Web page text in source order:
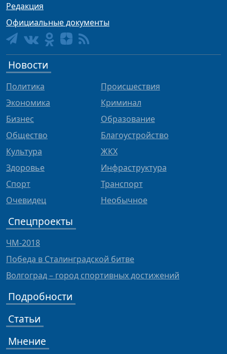
Редакция
Официальные документы
Новости
Политика
Экономика
Бизнес
Общество
Культура
Здоровье
Спорт
Очевидец
Происшествия
Криминал
Образование
Благоустройство
ЖКХ
Инфраструктура
Транспорт
Необычное
Спецпроекты
ЧМ-2018
Победа в Сталинградской битве
Волгоград – город спортивных достижений
Подробности
Статьи
Мнение